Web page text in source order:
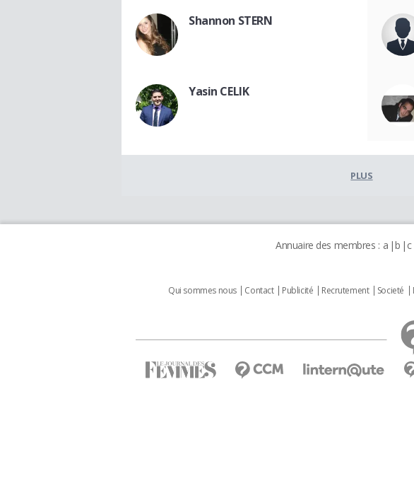
Shannon STERN
Yasin CELIK
PLUS
Annuaire des membres : a b c
Qui sommes nous Contact Publicité Recrutement Societé